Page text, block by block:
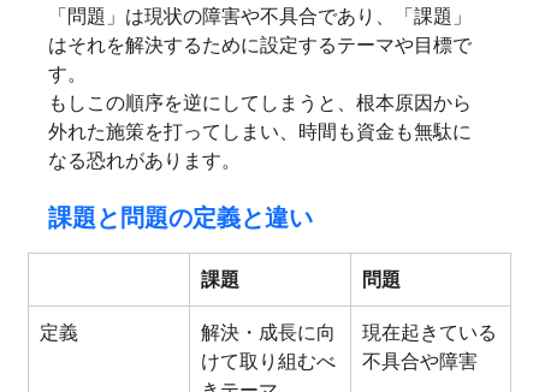
「問題」は現状の障害や不具合であり、「課題」
はそれを解決するために設定するテーマや目標で
す。
もしこの順序を逆にしてしまうと、根本原因から
外れた施策を打ってしまい、時間も資金も無駄に
なる恐れがあります。
課題と問題の定義と違い
課題 問題
定義
解決・成長に向
けて取り組むべ
現在起きている
不具合や障害